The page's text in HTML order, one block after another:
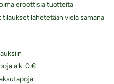
eroottisia tuotteita
lähetetään vielä samana
alk. 0 €